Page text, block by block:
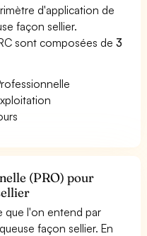
d'application de
façon sellier.
sont composées de3
(PRO) pour
que l'on entend par
façon sellier. En